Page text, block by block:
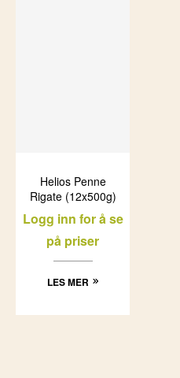
Helios Penne
Rigate (12x500g)
Logg inn for å se
på priser
LES MER